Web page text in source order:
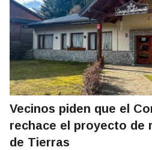
Vecinos piden que el
rechace el proyecto de
de Tierras